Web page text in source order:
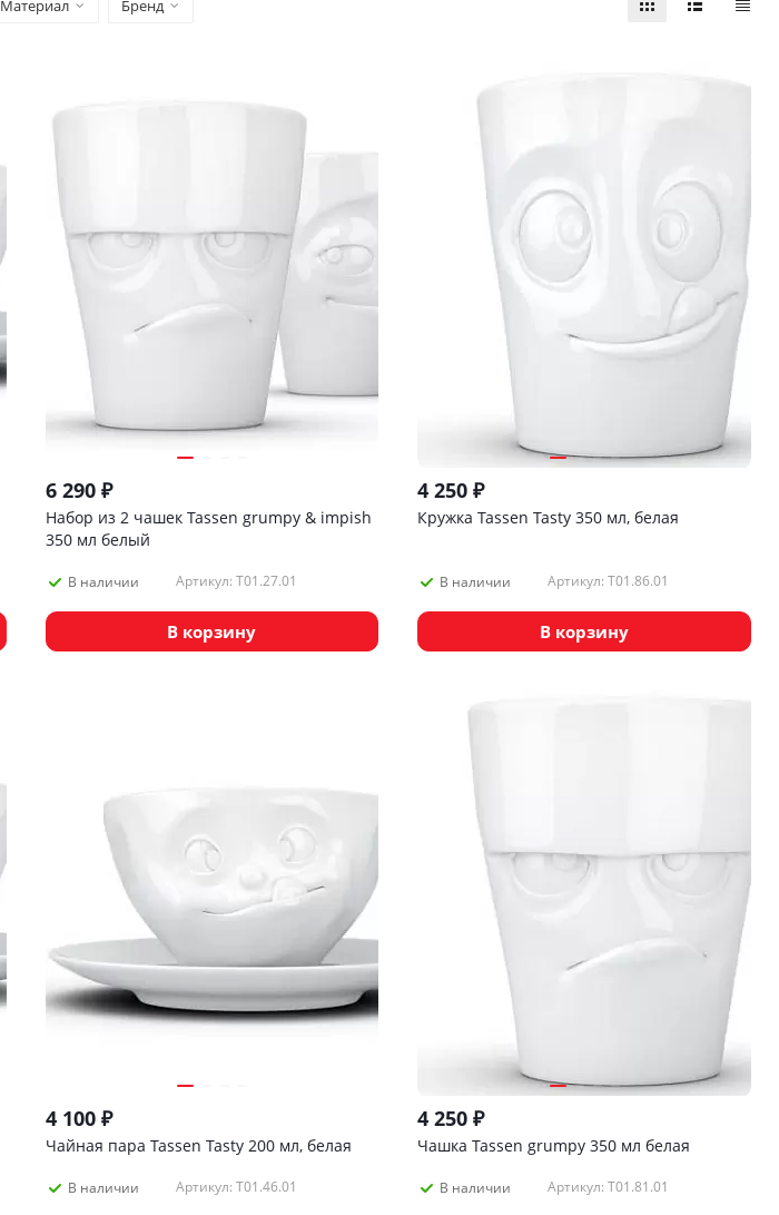
Материал Бренд
6 290₽
Набор из 2 чашек Tassen grumpy & impish
350 мл белый
В наличии Артикул: T01.27.01
В корзину
4 250 ₽
Кружка Tassen Tasty 350 мл, белая
В наличии Артикул: T01.86.01
В корзину
4 100₽
Чайная пара Tassen Tasty 200 мл, белая
В наличии Артикул: T01.46.01
4 250 ₽
Чашка Tassen grumpy 350 мл белая
В наличии Артикул: T01.81.01